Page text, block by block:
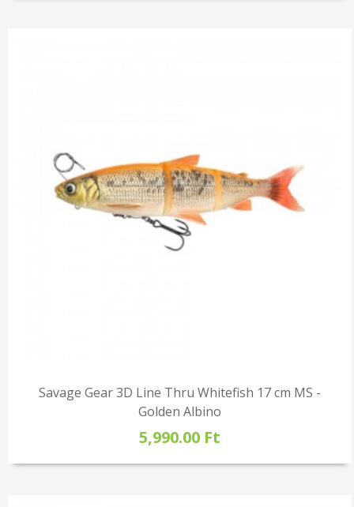
Savage Gear 3D Line Thru Whitefish 17 cm MS -
Golden Albino
5,990.00 Ft